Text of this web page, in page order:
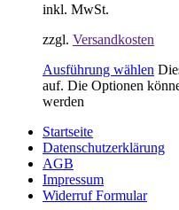
inkl. MwSt.
zzgl. Versandkosten
Ausführung wählen
auf. Die Optionen
werden
Startseite
Datenschutzerklärung
AGB
Impressum
Widerruf Formular